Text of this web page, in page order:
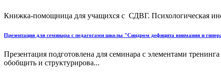
Книжка-помощница для учащихся с СДВГ. Психологическая
Презентация для семинара с педагогами школы "Синдром дефицита внимания и
Презентация подготовлена для семинара с элементами
обобщить и структурирова...